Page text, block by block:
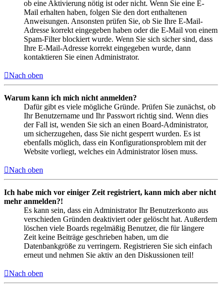
ob eine Aktivierung nötig ist oder nicht. Wenn Sie eine E-
Mail erhalten haben, folgen Sie den dort enthaltenen
Anweisungen. Ansonsten prüfen Sie, ob Sie Ihre E-Mail-
Adresse korrekt eingegeben haben oder die E-Mail von einem
Spam-Filter blockiert wurde. Wenn Sie sich sicher sind, dass
Ihre E-Mail-Adresse korrekt eingegeben wurde, dann
kontaktieren Sie einen Administrator.
Nach oben
Warum kann ich mich nicht anmelden?
Dafür gibt es viele mögliche Gründe. Prüfen Sie zunächst, ob
Ihr Benutzername und Ihr Passwort richtig sind. Wenn dies
der Fall ist, wenden Sie sich an einen Board-Administrator,
um sicherzugehen, dass Sie nicht gesperrt wurden. Es ist
ebenfalls möglich, dass ein Konfigurationsproblem mit der
Website vorliegt, welches ein Administrator lösen muss.
Nach oben
Ich habe mich vor einiger Zeit registriert, kann mich aber nicht
mehr anmelden?!
Es kann sein, dass ein Administrator Ihr Benutzerkonto aus
verschieden Gründen deaktiviert oder gelöscht hat. Außerdem
löschen viele Boards regelmäßig Benutzer, die für längere
Zeit keine Beiträge geschrieben haben, um die
Datenbankgröße zu verringern. Registrieren Sie sich einfach
erneut und nehmen Sie aktiv an den Diskussionen teil!
Nach oben